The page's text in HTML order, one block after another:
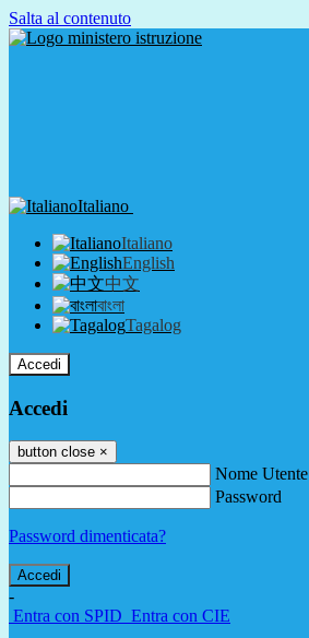
Salta al contenuto
Italiano
Italiano
English
中文
বাংলা
Tagalog
Accedi
Accedi
button close ×
Nome Utente
Password
Password dimenticata?
-
Entra con SPID Entra con CIE